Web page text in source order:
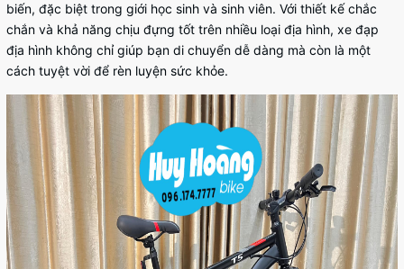
biến, đặc biệt trong giới học sinh và sinh viên. Với thiết kế chắc
chắn và khả năng chịu đựng tốt trên nhiều loại địa hình, xe đạp
địa hình không chỉ giúp bạn di chuyển dễ dàng mà còn là một
cách tuyệt vời để rèn luyện sức khỏe.